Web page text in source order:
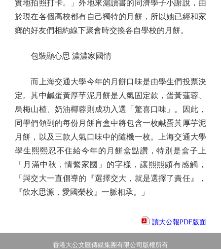
實地拍照打卡。」外地來滬讀書的同濟學子小謝說，由
於現在各個高校都有自己獨特的月餅，所以她已經和家
鄉的好友們相約線下聚會時交換各自學校的月餅。
包裝顯心思 濃濃家國情
而上海交通大學今年的月餅口味是由學生們投票決
定。其中鹹蛋黃厚芋泥月餅是人氣固定款，蛋黃蓮蓉、
烏梅山楂、奶油椰蓉則成功入選「驚喜口味」。因此，
同學們領到的每份月餅盲盒中將包含一枚鹹蛋黃厚芋泥
月餅，以及三款人氣口味中的隨機一枚。上海交通大學
學生熙熙忍不住給今年的月餅盒點讚，特別是盒子上
「月滿中秋，情繫家國」的字樣，讓熙熙頗有感觸，
「與交大一直倡導的『選擇交大，就是選擇了責任』，
『飲水思源，愛國榮校』一脈相承。」
讀大公報PDF版面
香港大公文匯傳媒集團有限公司版權所有